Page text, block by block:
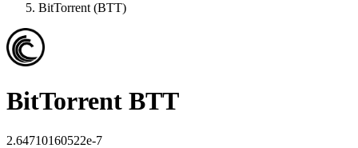
BitTorrent (BTT)
BitTorrent BTT
2.64710160522e-7